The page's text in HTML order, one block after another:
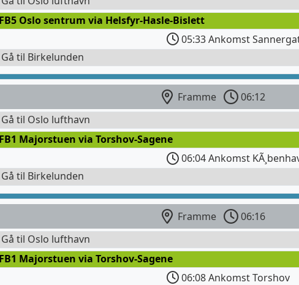
FB5 Oslo sentrum via Helsfyr-Hasle-Bislett
05:33 Ankomst
Gå til Birkelunden
Framme
06:12
Gå til Oslo lufthavn
FB1 Majorstuen via Torshov-Sagene
06:04 Ankomst
Gå til Birkelunden
Framme
06:16
Gå til Oslo lufthavn
FB1 Majorstuen via Torshov-Sagene
06:08 Ankomst Torshov